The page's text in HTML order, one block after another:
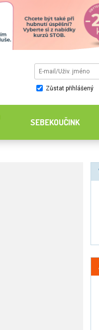
Zůstat přihlášený
SEBEKOUČINK